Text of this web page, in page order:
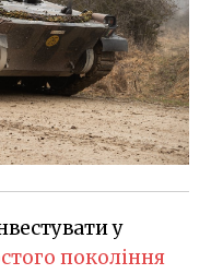
у
покоління